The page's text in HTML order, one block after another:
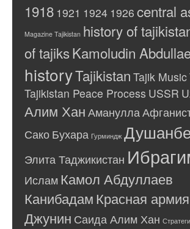
1918 1921 1924 1926 central
Magazine Tajikistan history of
of tajiksKamoludin
historyTajikistan Tajik Music
Tajikistan Peace Process USSR
Алим Хан Аманулла
Сако Бухара Гурминдж
Элита Таджикистан
Ислам Камол Абдуллаев
КанибадамКрасная армия
Джунин Саида Алим Хан